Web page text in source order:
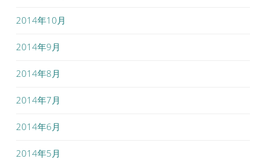
2014年10月
2014年9月
2014年8月
2014年7月
2014年6月
2014年5月